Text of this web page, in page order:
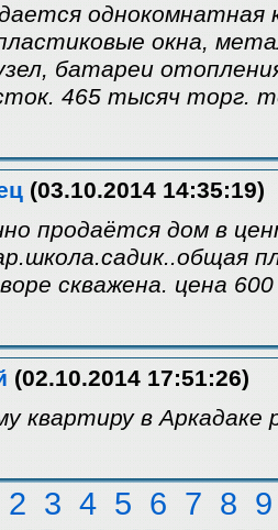
однокомнатная
окна,
батареи
465 тысяч торг.
(03.10.2014 14:35:19)
продаётся дом в
скважена. цена
(02.10.2014 17:51:26)
квартиру в
2 3 4 5 6 7 8 9